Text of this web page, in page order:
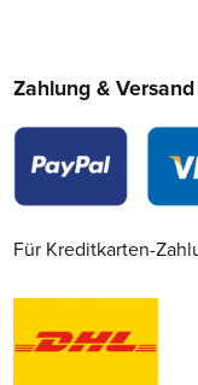
Zahlung & Versand
Für Kreditkarten-